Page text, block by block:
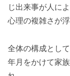
じ出来事が人に
心理の複雑さが
全体の構成とし
年月をかけて家